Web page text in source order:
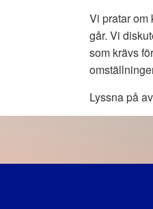
Vi pratar om
går. Vi
som krävs
Lyssna på